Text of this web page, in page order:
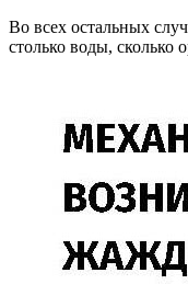
Во всех остальных
столько воды, сколько